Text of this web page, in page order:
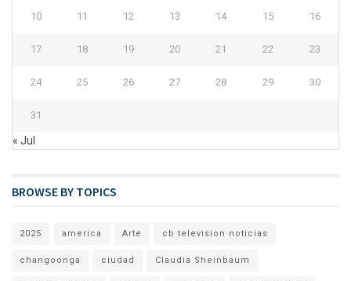
10 11 12 13 14 15 16
17 18 19 20 21 22 23
24 25 26 27 28 29 30
31
« Jul
BROWSE BY TOPICS
2025 america Arte cb television noticias
changoonga ciudad Claudia Sheinbaum